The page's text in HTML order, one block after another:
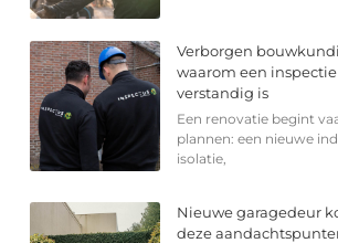
Verborgen
waarom een
verstandig is
Een renovatie begint
plannen: een nieuwe
isolatie,
Nieuwe garagedeur
deze